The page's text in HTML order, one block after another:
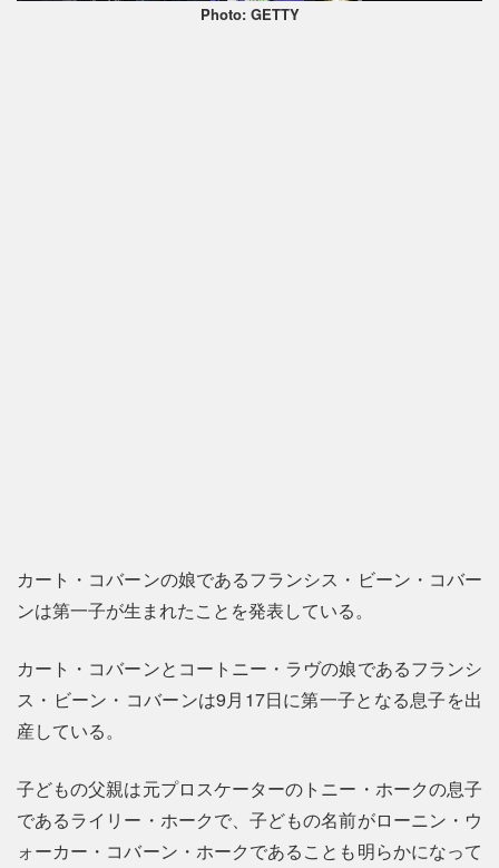
Photo: GETTY
カート・コバーンの娘であるフランシス・ビーン・コバー
ンは第一子が生まれたことを発表している。
カート・コバーンとコートニー・ラヴの娘であるフランシ
ス・ビーン・コバーンは9月17日に第一子となる息子を出
産している。
子どもの父親は元プロスケーターのトニー・ホークの息子
であるライリー・ホークで、子どもの名前がローニン・ウ
ォーカー・コバーン・ホークであることも明らかになって